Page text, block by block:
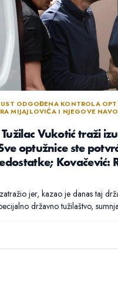
ODGOĐENA KONTROLA
MIJAJLOVIĆA I NJEGOVE
Tužilac Vukotić traži
optužnice ste
Kovačević:
jer, kazao je danas taj
državno tužilaštvo,